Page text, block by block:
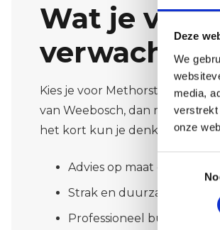
Deze
We
media,
verstrekt
onze
Wat je van
verwachten
Kies je voor Methorst Afbouw
van Weebosch, dan mag je
het kort kun je denken aan:
Advies op maat over
Strak en duurzaam
Professioneel